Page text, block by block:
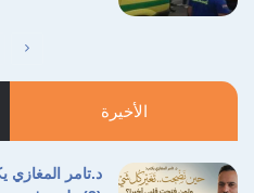
الأخيرة
د.تامر